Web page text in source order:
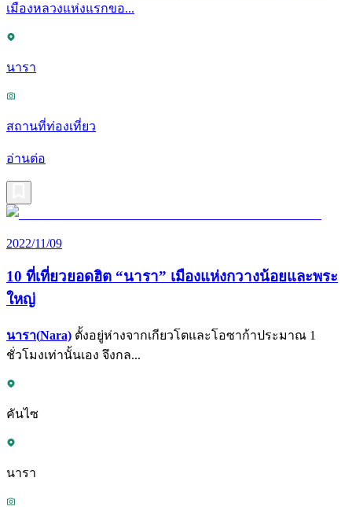
เมืองหลวงแห่งแรกขอ...
นารา
สถานที่ท่องเที่ยว
อ่านต่อ
2022/11/09
10 ที่เที่ยวยอดฮิต “นารา” เมืองแห่งกวางน้อยและพระ
ใหญ่
นารา(Nara) ตั้งอยู่ห่างจากเกียวโตและโอซาก้าประมาณ 1
ชั่วโมงเท่านั้นเอง จึงกล...
คันไซ
นารา